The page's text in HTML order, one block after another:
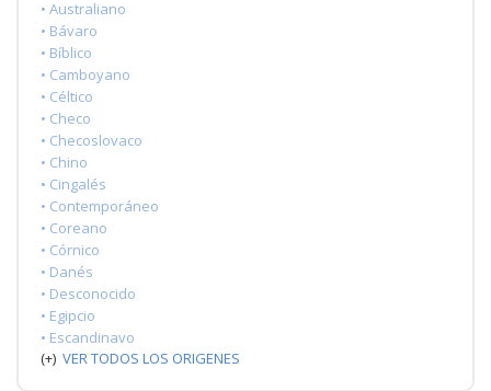
• Australiano
• Bávaro
• Bíblico
• Camboyano
• Céltico
• Checo
• Checoslovaco
• Chino
• Cingalés
• Contemporáneo
• Coreano
• Córnico
• Danés
• Desconocido
• Egipcio
• Escandinavo
(+) VER TODOS LOS ORIGENES